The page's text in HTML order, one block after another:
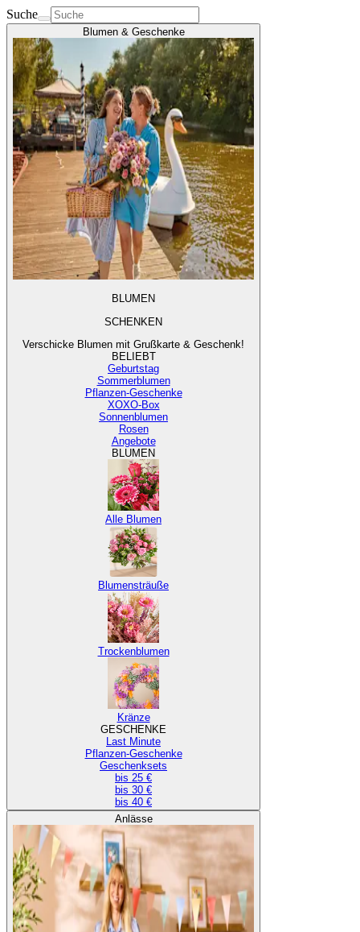
Suche
Blumen & Geschenke
BLUMEN
SCHENKEN
Verschicke Blumen mit Grußkarte & Geschenk!
BELIEBT
Geburtstag
Sommerblumen
Pflanzen-Geschenke
XOXO-Box
Sonnenblumen
Rosen
Angebote
BLUMEN
Alle Blumen
Blumensträuße
Trockenblumen
Kränze
GESCHENKE
Last Minute
Pflanzen-Geschenke
Geschenksets
bis 25 €
bis 30 €
bis 40 €
Anlässe